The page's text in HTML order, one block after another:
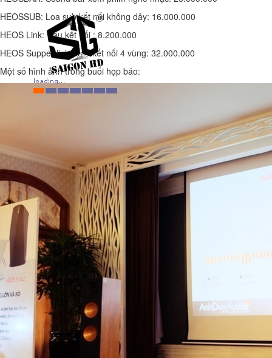
HEOSSUB: Loa sub kết nối không dây: 16.000.000
HEOS Link: Đầu kết nối : 8.200.000
HEOS Supper link: Đầu kết nối 4 vùng: 32.000.000
Một số hình ảnh trong buổi họp báo: